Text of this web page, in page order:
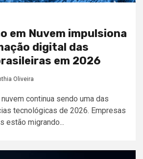
em Nuvem impulsiona
digital das
em 2026
Oliveira
continua sendo uma das
tecnológicas de 2026. Empresas
estão migrando...